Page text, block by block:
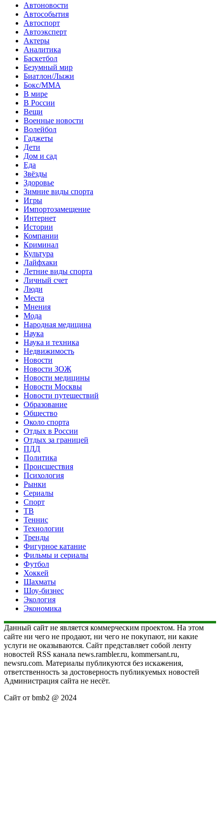
Автоновости
Автособытия
Автоспорт
Автоэксперт
Актеры
Аналитика
Баскетбол
Безумный мир
Биатлон/Лыжи
Бокс/MMA
В мире
В России
Вещи
Военные новости
Волейбол
Гаджеты
Дети
Дом и сад
Еда
Звёзды
Здоровье
Зимние виды спорта
Игры
Импортозамещение
Интернет
Истории
Компании
Криминал
Культура
Лайфхаки
Летние виды спорта
Личный счет
Люди
Места
Мнения
Мода
Народная медицина
Наука
Наука и техника
Недвижимость
Новости
Новости ЗОЖ
Новости медицины
Новости Москвы
Новости путешествий
Образование
Общество
Около спорта
Отдых в России
Отдых за границей
ПДД
Политика
Происшествия
Психология
Рынки
Сериалы
Спорт
ТВ
Теннис
Технологии
Тренды
Фигурное катание
Фильмы и сериалы
Футбол
Хоккей
Шахматы
Шоу-бизнес
Экология
Экономика
Данный сайт не является коммерческим проектом. На этом
сайте ни чего не продают, ни чего не покупают, ни какие
услуги не оказываются. Сайт представляет собой ленту
новостей RSS канала news.rambler.ru, kommersant.ru,
newsru.com. Материалы публикуются без искажения,
ответственность за достоверность публикуемых новостей
Администрация сайта не несёт.
Сайт от bmb2 @ 2024